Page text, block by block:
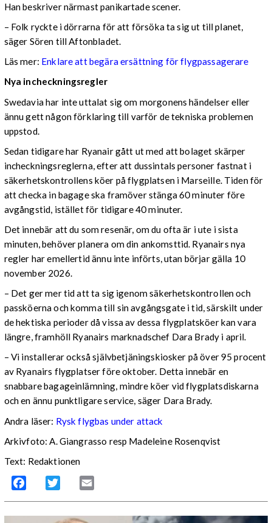
Han beskriver närmast panikartade scener.
– Folk ryckte i dörrarna för att försöka ta sig ut till planet,
säger Sören till Aftonbladet.
Läs mer: Enklare att begära ersättning för flygpassagerare
Nya incheckningsregler
Swedavia har inte uttalat sig om morgonens händelser eller
ännu gett någon förklaring till varför de tekniska problemen
uppstod.
Sedan tidigare har Ryanair gått ut med att bolaget skärper
incheckningsreglerna, efter att dussintals personer fastnat i
säkerhetskontrollens köer på flygplatsen i Marseille. Tiden för
att checka in bagage ska framöver stänga 60 minuter före
avgångstid, istället för tidigare 40 minuter.
Det innebär att du som resenär, om du ofta är i ute i sista
minuten, behöver planera om din ankomsttid. Ryanairs nya
regler har emellertid ännu inte införts, utan börjar gälla 10
november 2026.
– Det ger mer tid att ta sig igenom säkerhetskontrollen och
passköerna och komma till sin avgångsgate i tid, särskilt under
de hektiska perioder då vissa av dessa flygplatsköer kan vara
längre, framhöll Ryanairs marknadschef Dara Brady i april.
– Vi installerar också självbetjäningskiosker på över 95 procent
av Ryanairs flygplatser före oktober. Detta innebär en
snabbare bagageinlämning, mindre köer vid flygplatsdiskarna
och en ännu punktligare service, säger Dara Brady.
Andra läser: Rysk flygbas under attack
Arkivfoto: A. Giangrasso resp Madeleine Rosenqvist
Text: Redaktionen
Facebook Twitter